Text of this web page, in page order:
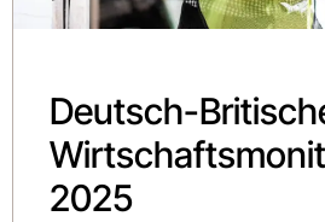
Deutsch-
2025